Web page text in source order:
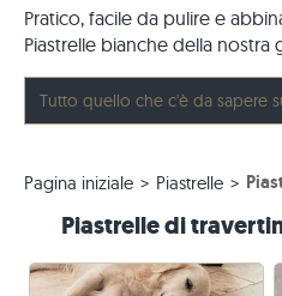
Pratico, facile da pulire e
Piastrelle bianche della nostra
Tutto quello che c'è da sapere
Pagina iniziale Piastrelle
Piastrelle di